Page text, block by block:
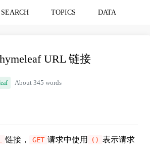
SEARCH TOPICS DATA
URL 链接
About 345 words
链接， GET 请求中使用 () 表示请求